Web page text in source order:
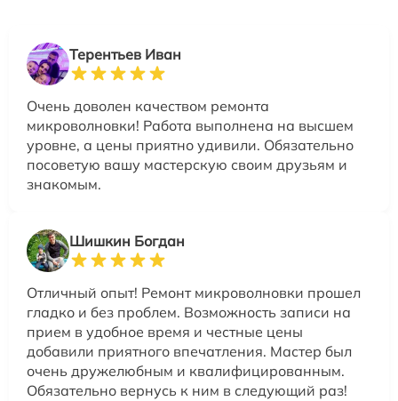
Терентьев Иван
Очень доволен качеством ремонта
микроволновки! Работа выполнена на высшем
уровне, а цены приятно удивили. Обязательно
посоветую вашу мастерскую своим друзьям и
знакомым.
Шишкин Богдан
Отличный опыт! Ремонт микроволновки прошел
гладко и без проблем. Возможность записи на
прием в удобное время и честные цены
добавили приятного впечатления. Мастер был
очень дружелюбным и квалифицированным.
Обязательно вернусь к ним в следующий раз!